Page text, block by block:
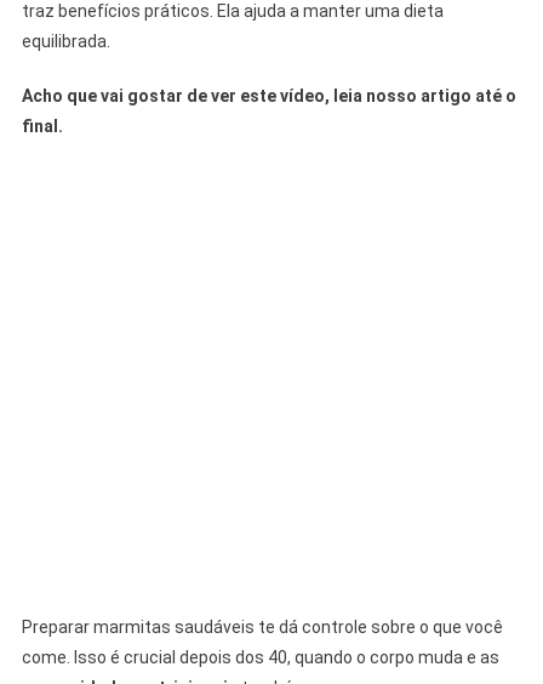
traz benefícios práticos. Ela ajuda a manter uma dieta
equilibrada.
Acho que vai gostar de ver este vídeo, leia nosso artigo até o
final.
Preparar marmitas saudáveis te dá controle sobre o que você
come. Isso é crucial depois dos 40, quando o corpo muda e as